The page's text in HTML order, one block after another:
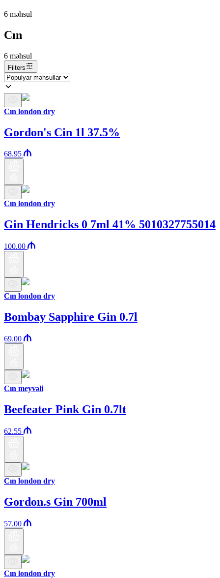
6 məhsul
Cın
6 məhsul
Filters
Cın london dry
Gordon's Cin 1l 37.5%
68.95
Cın london dry
Gin Hendricks 0 7ml 41% 5010327755014
100.00
Cın london dry
Bombay Sapphire Gin 0.7l
69.00
Cın meyvəli
Beefeater Pink Gin 0.7lt
62.55
Cın london dry
Gordon.s Gin 700ml
57.00
Cın london dry